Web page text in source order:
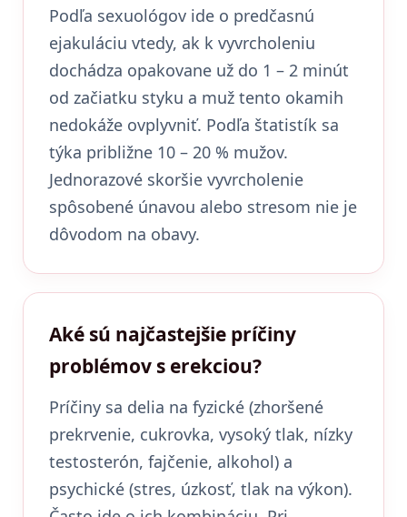
Podľa sexuológov ide o predčasnú
ejakuláciu vtedy, ak k vyvrcholeniu
dochádza opakovane už do 1 – 2 minút
od začiatku styku a muž tento okamih
nedokáže ovplyvniť. Podľa štatistík sa
týka približne 10 – 20 % mužov.
Jednorazové skoršie vyvrcholenie
spôsobené únavou alebo stresom nie je
dôvodom na obavy.
Aké sú najčastejšie príčiny
problémov s erekciou?
Príčiny sa delia na fyzické (zhoršené
prekrvenie, cukrovka, vysoký tlak, nízky
testosterón, fajčenie, alkohol) a
psychické (stres, úzkosť, tlak na výkon).